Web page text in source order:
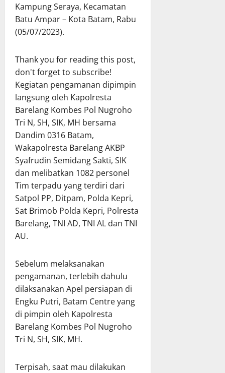
Kampung Seraya, Kecamatan
Batu Ampar – Kota Batam, Rabu
(05/07/2023).
Thank you for reading this post,
don't forget to subscribe!
Kegiatan pengamanan dipimpin
langsung oleh Kapolresta
Barelang Kombes Pol Nugroho
Tri N, SH, SIK, MH bersama
Dandim 0316 Batam,
Wakapolresta Barelang AKBP
Syafrudin Semidang Sakti, SIK
dan melibatkan 1082 personel
Tim terpadu yang terdiri dari
Satpol PP, Ditpam, Polda Kepri,
Sat Brimob Polda Kepri, Polresta
Barelang, TNI AD, TNI AL dan TNI
AU.
Sebelum melaksanakan
pengamanan, terlebih dahulu
dilaksanakan Apel persiapan di
Engku Putri, Batam Centre yang
di pimpin oleh Kapolresta
Barelang Kombes Pol Nugroho
Tri N, SH, SIK, MH.
Terpisah, saat mau dilakukan